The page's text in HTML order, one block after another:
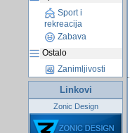
Sport i
rekreacija
Zabava
Ostalo
Zanimljivosti
Linkovi
Zonic Design